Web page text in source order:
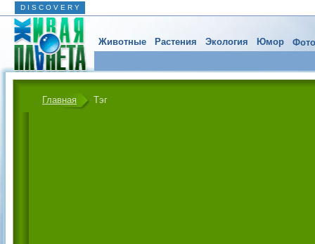
D I S C O V E R Y
Животные Растения Экология Юмор
Главная Тэг